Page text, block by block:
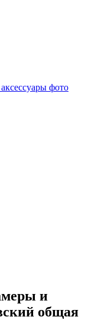
и
общая